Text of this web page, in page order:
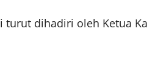
dihadiri oleh Ketua